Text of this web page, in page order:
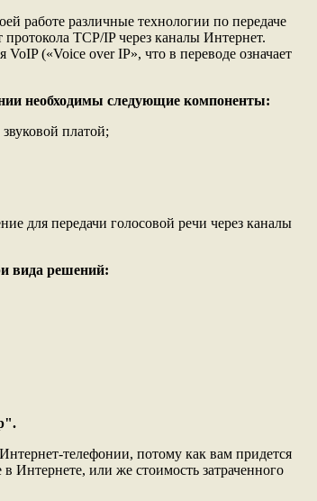
работе различные технологии по передаче
TCP/IP через каналы Интернет.
(«Voice over IP», что в переводе означает
необходимы следующие компоненты:
платой;
для передачи голосовой речи через каналы
вида решений:
телефонии, потому как вам придется
Интернете, или же стоимость затраченного